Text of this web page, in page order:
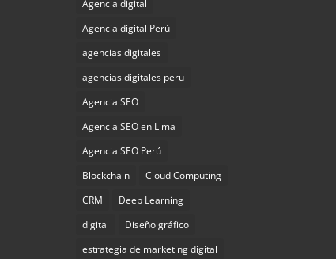
Agencia digital
Agencia digital Perú
agencias digitales
agencias digitales peru
Agencia SEO
Agencia SEO en Lima
Agencia SEO Perú
Blockchain
Cloud Computing
CRM
Deep Learning
digital
Diseño gráfico
estrategia de marketing digital